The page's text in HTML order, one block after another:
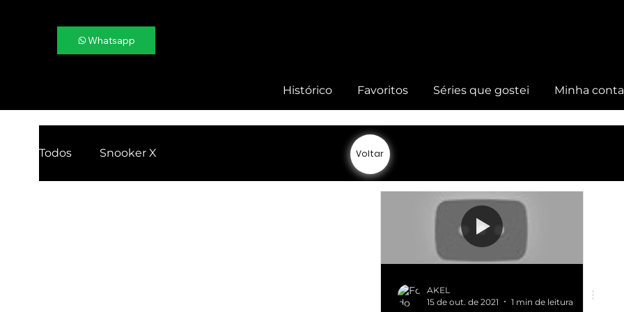
Whatsapp
Histórico Favoritos Séries que gostei Minha conta
Todos Snooker X
AKEL
15 de out. de 2021
1 min de leitura
Voltar